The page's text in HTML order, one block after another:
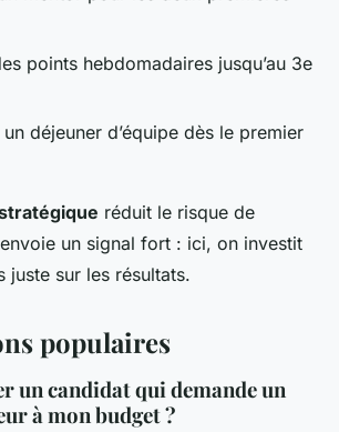
points hebdomadaires jusqu’au 3e
déjeuner d’équipe dès le premier
réduit le risque de
un signal fort : ici, on investit
juste sur les résultats.
populaires
un candidat qui demande un
à mon budget ?